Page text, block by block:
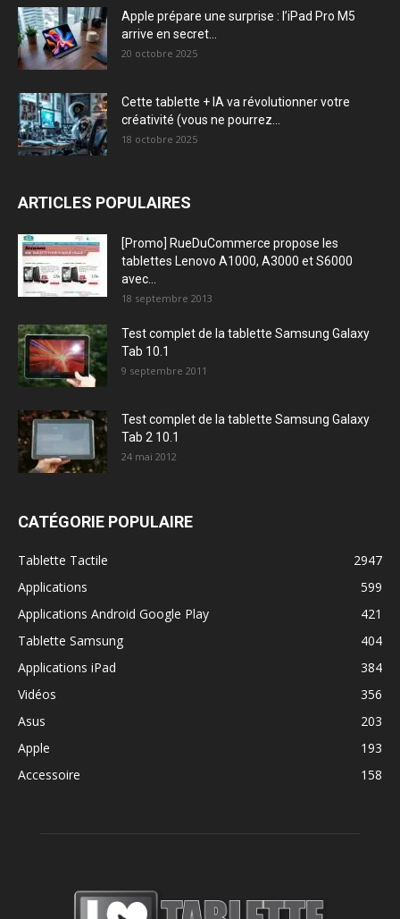
Apple prépare une surprise : l’iPad Pro M5
arrive en secret...
20 octobre 2025
Cette tablette + IA va révolutionner votre
créativité (vous ne pourrez...
18 octobre 2025
ARTICLES POPULAIRES
[Promo] RueDuCommerce propose les
tablettes Lenovo A1000, A3000 et S6000
avec...
18 septembre 2013
Test complet de la tablette Samsung Galaxy
Tab 10.1
9 septembre 2011
Test complet de la tablette Samsung Galaxy
Tab 2 10.1
24 mai 2012
CATÉGORIE POPULAIRE
Tablette Tactile
2947
Applications
599
Applications Android Google Play
421
Tablette Samsung
404
Applications iPad
384
Vidéos
356
Asus
203
Apple
193
Accessoire
158